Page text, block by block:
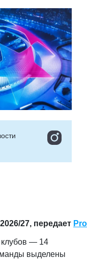
27, передает
клубов — 14
выделены